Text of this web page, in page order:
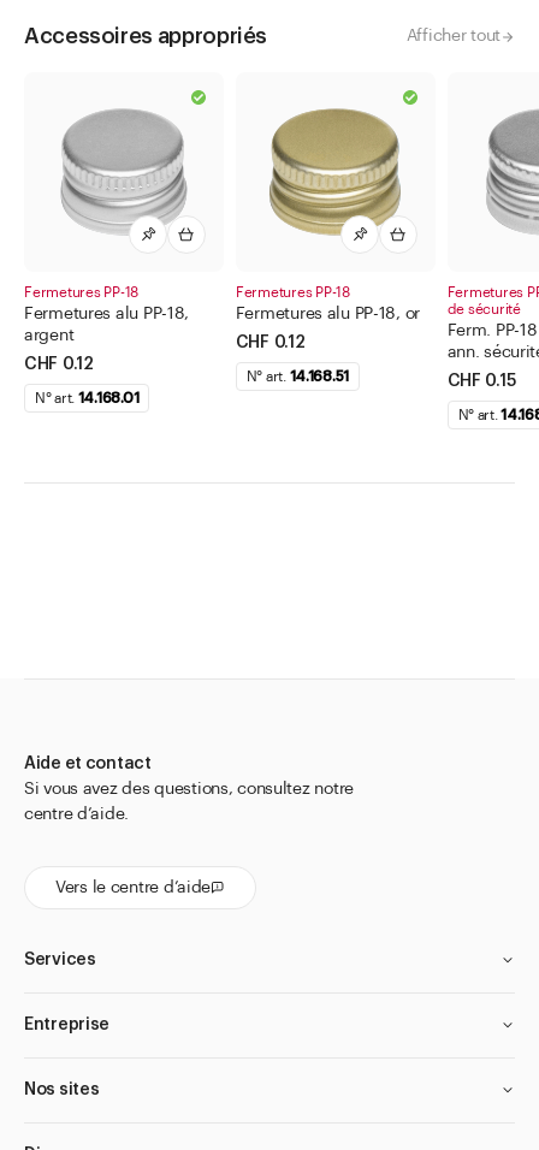
Accessoires appropriés Afficher tout
Fermetures PP-18
Fermetures alu PP-18,
argent
CHF 0.12
N° art. 14.168.01
Fermetures PP-18
Fermetures alu PP-18, or
CHF 0.12
N° art. 14.168.51
Fermetures
de sécurité
Ferm. PP-
ann.
CHF 0.15
N° art.
Aide et contact
Si vous avez des questions, consultez notre
centre d’aide.
Vers le centre d’aide
Services
Entreprise
Nos sites